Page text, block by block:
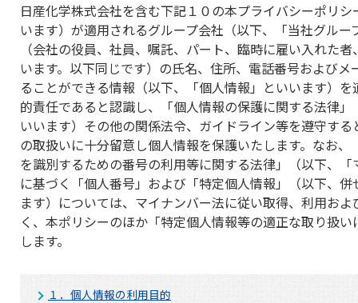
日産化学株式会社を含む下記１０の本プライバシーポリ
います）が適用されるグループ会社（以下、「当社グル
（会社の役員、社員、嘱託、パート、臨時に雇い入れた
います。以下同じです）の氏名、住所、電話番号および
ることができる情報（以下、「個人情報」といいます）
的責任であると認識し、「個人情報の保護に関する法律
いいます）その他の関係法令、ガイドライン等を遵守す
の取扱いに十分留意し個人情報を保護いたします。なお
を識別するための番号の利用等に関する法律」（以下、
に基づく「個人番号」および「特定個人情報」（以下、
ます）については、マイナンバー法に従い取得、利用お
く、本ポリシーのほか「特定個人情報等の適正な取り扱
します。
１．個人情報の利用目的